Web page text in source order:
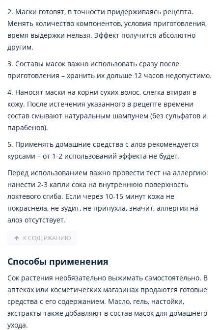
2. Маски готовят, в точности придерживаясь рецепта.
Менять количество компонентов, условия приготовления,
время выдержки нельзя. Эффект получится абсолютно
другим.
3. Составы масок важно использовать сразу после
приготовления – хранить их дольше 12 часов недопустимо.
4. Наносят маски на корни сухих волос, слегка втирая в
кожу. После истечения указанного в рецепте времени
состав смывают натуральным шампунем (без сульфатов и
парабенов).
5. Применять домашние средства с алоэ рекомендуется
курсами – от 1-2 использований эффекта не будет.
Перед использованием важно провести тест на аллергию:
нанести 2-3 капли сока на внутреннюю поверхность
локтевого сгиба. Если через 10-15 минут кожа не
покраснела, не зудит, не припухла, значит, аллергия на
алоэ отсутствует.
К СОДЕРЖАНИЮ
Способы применения
Сок растения необязательно выжимать самостоятельно. В
аптеках или косметических магазинах продаются готовые
средства с его содержанием. Масло, гель, настойки,
экстракты также добавляют в состав масок для домашнего
ухода.